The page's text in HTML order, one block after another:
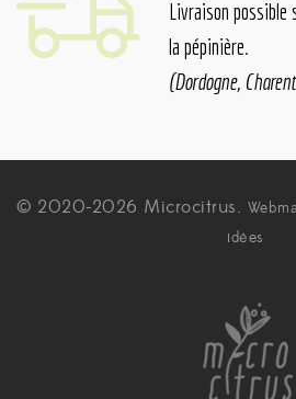
Livraison possible
la pépinière.
(Dordogne,
© 2020-2026 Microcitrus.
idées